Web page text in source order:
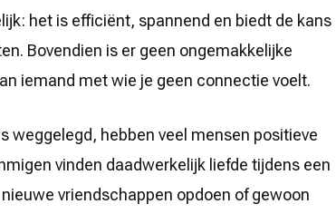
het is efficiënt, spannend en biedt de kans
Bovendien is er geen ongemakkelijke
iemand met wie je geen connectie voelt.
weggelegd, hebben veel mensen positieve
vinden daadwerkelijk liefde tijdens een
vriendschappen opdoen of gewoon